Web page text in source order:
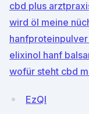
cbd plus
wird öl meine
elixinol hanf
wofür steht cbd
EzQl